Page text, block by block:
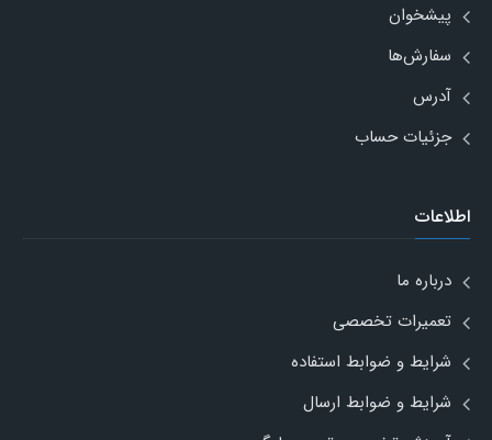
پیشخوان
سفارش‌ها
آدرس
جزئیات حساب
اطلاعات
درباره ما
تعمیرات تخصصی
شرایط و ضوابط استفاده
شرایط و ضوابط ارسال